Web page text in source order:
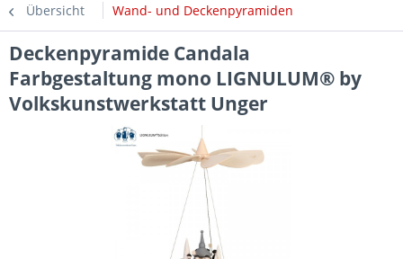
Übersicht Wand- und Deckenpyramiden
Deckenpyramide Candala
Farbgestaltung mono LIGNULUM® by
Volkskunstwerkstatt Unger